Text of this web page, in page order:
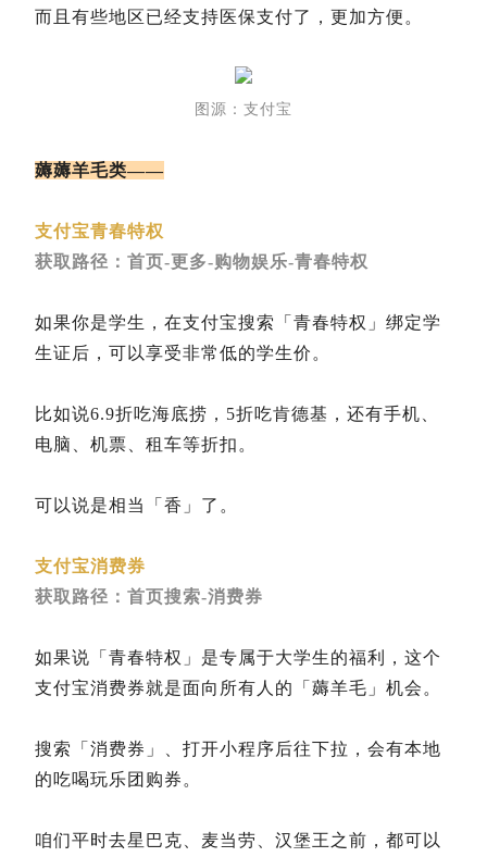
而且有些地区已经支持医保支付了，更加方便。
图源：支付宝
薅薅羊毛类——
支付宝青春特权
获取路径：首页-更多-购物娱乐-青春特权
如果你是学生，在支付宝搜索「青春特权」绑定学
生证后，可以享受非常低的学生价。
比如说6.9折吃海底捞，5折吃肯德基，还有手机、
电脑、机票、租车等折扣。
可以说是相当「香」了。
支付宝消费券
获取路径：首页搜索-消费券
如果说「青春特权」是专属于大学生的福利，这个
支付宝消费券就是面向所有人的「薅羊毛」机会。
搜索「消费券」、打开小程序后往下拉，会有本地
的吃喝玩乐团购券。
咱们平时去星巴克、麦当劳、汉堡王之前，都可以